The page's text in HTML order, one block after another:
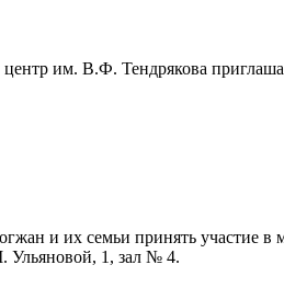
им. В.Ф. Тендрякова
и их семьи принять участие в
Ульяновой, 1, зал № 4.